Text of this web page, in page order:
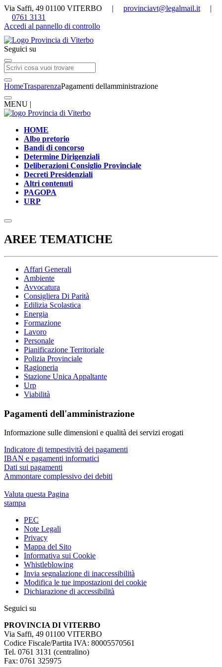
Via Saffi, 49 01100 VITERBO | provinciavt@legalmail.it |
0761 3131
Accedi al pannello di controllo
Seguici su
HomeTrasparenzaPagamenti dellamministrazione
MENU |
HOME
Albo pretorio
Bandi di concorso
Determine Dirigenziali
Deliberazioni Consiglio Provinciale
Decreti Presidenziali
Altri contenuti
PAGOPA
URP
AREE TEMATICHE
Affari Generali
Ambiente
Avvocatura
Consigliera Di Parità
Edilizia Scolastica
Energia
Formazione
Lavoro
Personale
Pianificazione Territoriale
Polizia Provinciale
Ragioneria
Stazione Unica Appaltante
Urp
Viabilità
Pagamenti dell'amministrazione
Informazione sulle dimensioni e qualità dei servizi erogati
Indicatore di tempestività dei pagamenti
IBAN e pagamenti informatici
Dati sui pagamenti
Ammontare complessivo dei debiti
Valuta questa Pagina
stampa
PEC
Note Legali
Privacy
Mappa del Sito
Informativa sui Cookie
Whistleblowing
Invia segnalazione di inaccessibilità
Modifica le tue impostazioni dei cookie
Dichiarazione di accessibilità
Seguici su
PROVINCIA DI VITERBO
Via Saffi, 49 01100 VITERBO
Codice Fiscale/Partita IVA: 80005570561
Tel. 0761 3131 (centralino)
Fax: 0761 325975